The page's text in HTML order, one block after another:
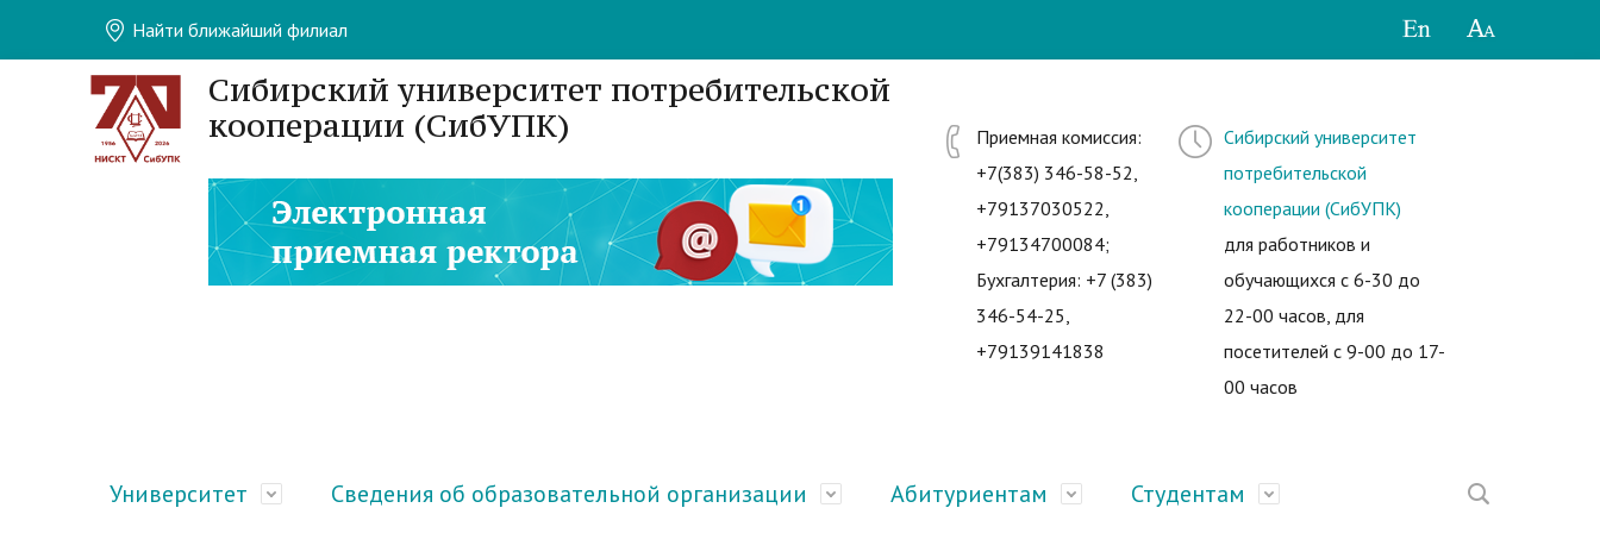
Найти ближайший филиал
Сибирский университет потребительской
кооперации (СибУПК)
Приемная комиссия:
+7(383) 346-58-52,
+79137030522,
+79134700084;
Бухгалтерия: +7 (383)
346-54-25,
+79139141838
Сибирский университет
потребительской
кооперации (СибУПК)
для работников и
обучающихся с 6-30 до
22-00 часов, для
посетителей с 9-00 до 17-
00 часов
Университет Сведения об образовательной организации Абитуриентам Студентам